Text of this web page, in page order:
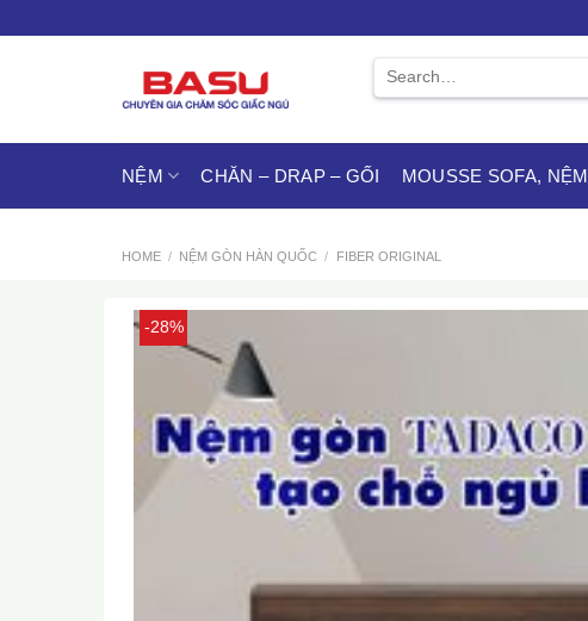
to
Search
for:
NỆM CHĂN – DRAP – GỐI MOUSSE SOFA, NỆM
HOME / NỆM GÒN HÀN QUỐC / FIBER ORIGINAL
-28%